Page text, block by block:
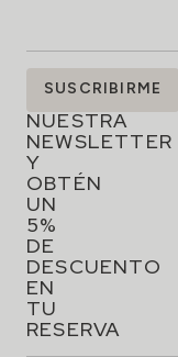
SUSCRÍBETE
NUESTRA
NEWSLETTER
Y
OBTÉN
UN
5%
DE
DESCUENTO
EN
TU
RESERVA
SUSCRIBIRME